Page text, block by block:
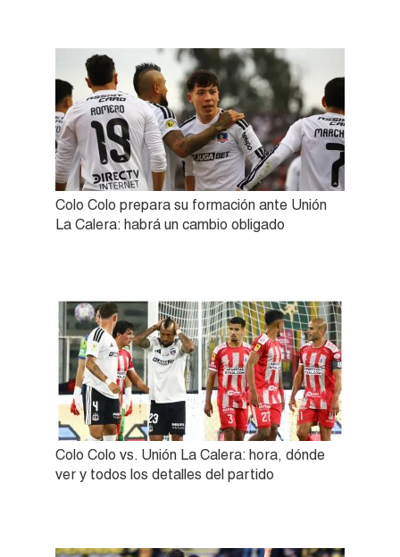
Colo Colo prepara su formación ante Unión
La Calera: habrá un cambio obligado
Colo Colo vs. Unión La Calera: hora, dónde
ver y todos los detalles del partido